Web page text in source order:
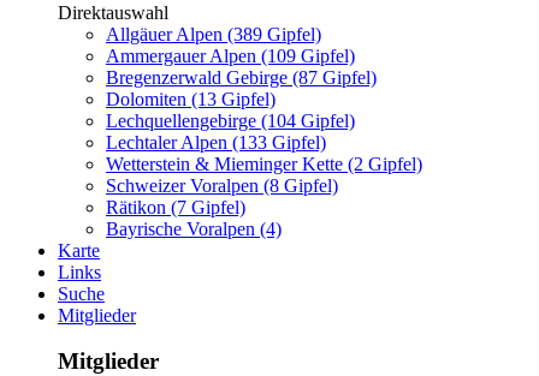
Direktauswahl
Allgäuer Alpen (389 Gipfel)
Ammergauer Alpen (109 Gipfel)
Bregenzerwald Gebirge (87 Gipfel)
Dolomiten (13 Gipfel)
Lechquellengebirge (104 Gipfel)
Lechtaler Alpen (133 Gipfel)
Wetterstein & Mieminger Kette (2 Gipfel)
Schweizer Voralpen (8 Gipfel)
Rätikon (7 Gipfel)
Bayrische Voralpen (4)
Karte
Links
Suche
Mitglieder
Mitglieder